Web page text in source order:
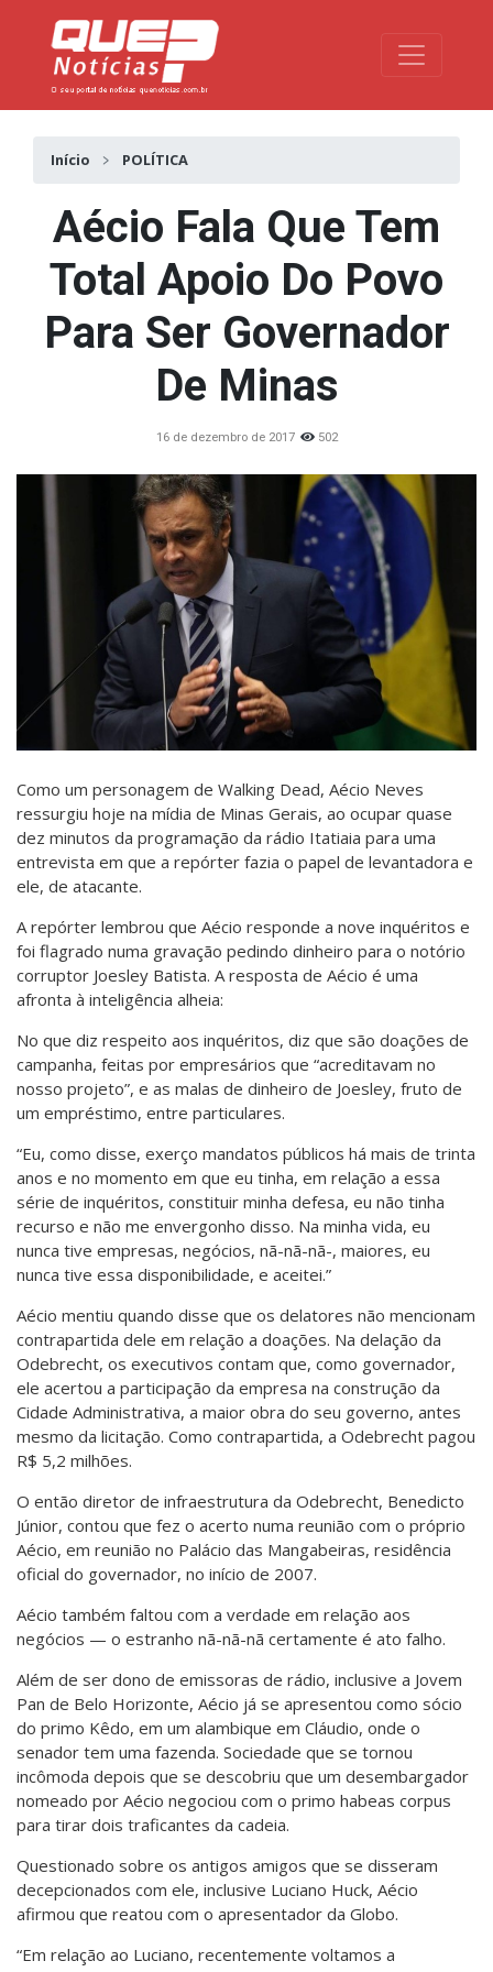
Toggle
Início POLÍTICA
Aécio Fala Que Tem
Total Apoio Do Povo
Para Ser Governador
De Minas
16 de dezembro de 2017 502
Como um personagem de Walking Dead, Aécio Neves
ressurgiu hoje na mídia de Minas Gerais, ao ocupar quase
dez minutos da programação da rádio Itatiaia para uma
entrevista em que a repórter fazia o papel de levantadora e
ele, de atacante.
A repórter lembrou que Aécio responde a nove inquéritos e
foi flagrado numa gravação pedindo dinheiro para o notório
corruptor Joesley Batista. A resposta de Aécio é uma
afronta à inteligência alheia:
No que diz respeito aos inquéritos, diz que são doações de
campanha, feitas por empresários que “acreditavam no
nosso projeto”, e as malas de dinheiro de Joesley, fruto de
um empréstimo, entre particulares.
“Eu, como disse, exerço mandatos públicos há mais de trinta
anos e no momento em que eu tinha, em relação a essa
série de inquéritos, constituir minha defesa, eu não tinha
recurso e não me envergonho disso. Na minha vida, eu
nunca tive empresas, negócios, nã-nã-nã-, maiores, eu
nunca tive essa disponibilidade, e aceitei.”
Aécio mentiu quando disse que os delatores não mencionam
contrapartida dele em relação a doações. Na delação da
Odebrecht, os executivos contam que, como governador,
ele acertou a participação da empresa na construção da
Cidade Administrativa, a maior obra do seu governo, antes
mesmo da licitação. Como contrapartida, a Odebrecht pagou
R$ 5,2 milhões.
O então diretor de infraestrutura da Odebrecht, Benedicto
Júnior, contou que fez o acerto numa reunião com o próprio
Aécio, em reunião no Palácio das Mangabeiras, residência
oficial do governador, no início de 2007.
Aécio também faltou com a verdade em relação aos
negócios — o estranho nã-nã-nã certamente é ato falho.
Além de ser dono de emissoras de rádio, inclusive a Jovem
Pan de Belo Horizonte, Aécio já se apresentou como sócio
do primo Kêdo, em um alambique em Cláudio, onde o
senador tem uma fazenda. Sociedade que se tornou
incômoda depois que se descobriu que um desembargador
nomeado por Aécio negociou com o primo habeas corpus
para tirar dois traficantes da cadeia.
Questionado sobre os antigos amigos que se disseram
decepcionados com ele, inclusive Luciano Huck, Aécio
afirmou que reatou com o apresentador da Globo.
“Em relação ao Luciano, recentemente voltamos a